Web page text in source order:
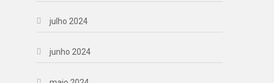
julho 2024
junho 2024